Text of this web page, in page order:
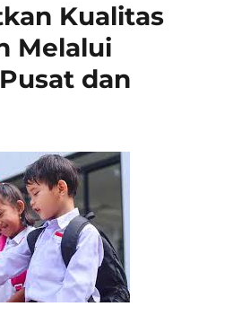
dalam
Kelas:
Pembelajaran
Interaktif
Kualitas
Melalui
dan